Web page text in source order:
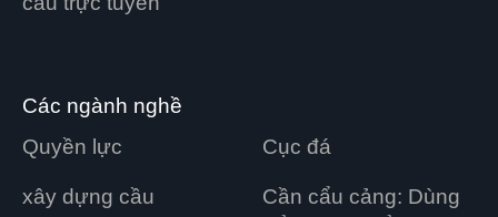
Các ngành nghề
Quyền lực
Cục đá
xây dựng cầu
Cần cẩu cảng: Dùng